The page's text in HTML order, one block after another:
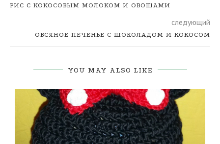
РИС С КОКОСОВЫМ МОЛОКОМ И ОВОЩАМИ
следующий
ОВСЯНОЕ ПЕЧЕНЬЕ С ШОКОЛАДОМ И КОКОСОМ
YOU MAY ALSO LIKE